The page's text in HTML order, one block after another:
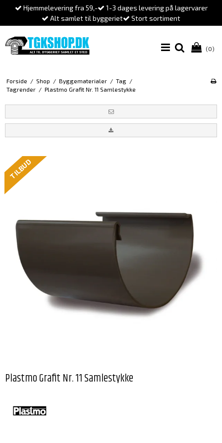
Hjemmelevering fra 59,-
1-3 dages levering på lagervarer
Alt samlet til byggeriet
Stort sortiment
(0)
Forside / Shop / Byggematerialer / Tag /
Tagrender / Plastmo Grafit Nr. 11 Samlestykke
TILBUD
Plastmo Grafit Nr. 11 Samlestykke